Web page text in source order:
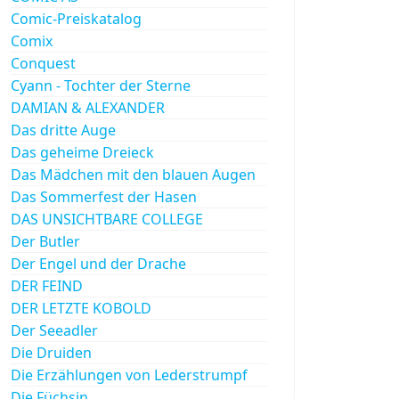
Comic-Preiskatalog
Comix
Conquest
Cyann - Tochter der Sterne
DAMIAN & ALEXANDER
Das dritte Auge
Das geheime Dreieck
Das Mädchen mit den blauen Augen
Das Sommerfest der Hasen
DAS UNSICHTBARE COLLEGE
Der Butler
Der Engel und der Drache
DER FEIND
DER LETZTE KOBOLD
Der Seeadler
Die Druiden
Die Erzählungen von Lederstrumpf